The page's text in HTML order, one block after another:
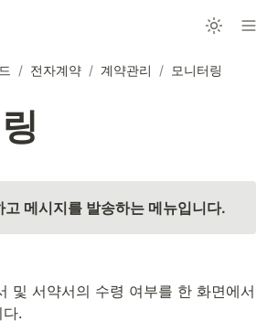
/ 전자계약 / 계약관리 / 모니터링
고 메시지를 발송하는 메뉴입니다.
및 서약서의 수령 여부를 한 화면에서
.